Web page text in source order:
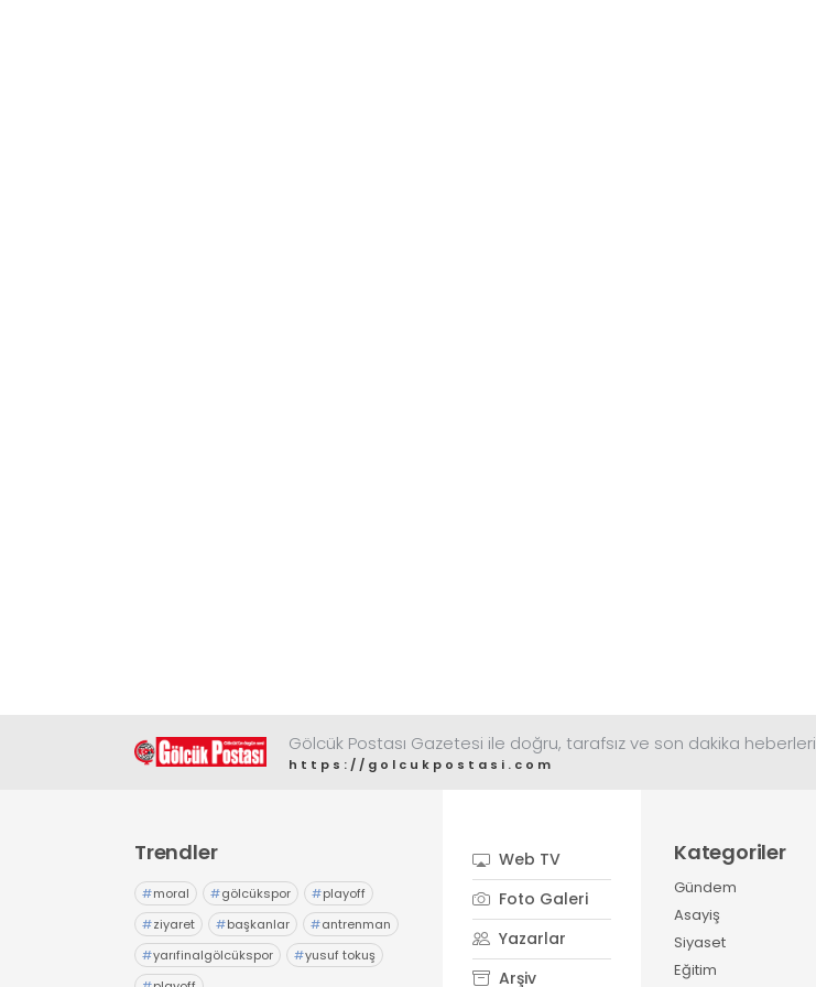
Gölcük Postası Gazetesi ile doğru, tarafsız ve son dakika heberleri
https://golcukpostasi.com
Trendler
#moral #gölcükspor #playoff
#ziyaret #başkanlar #antrenman
#yarıfinalgölcükspor #yusuf tokuş
Web TV
Foto Galeri
Yazarlar
Arşiv
Kategoriler
Gündem
Asayiş
Siyaset
Eğitim